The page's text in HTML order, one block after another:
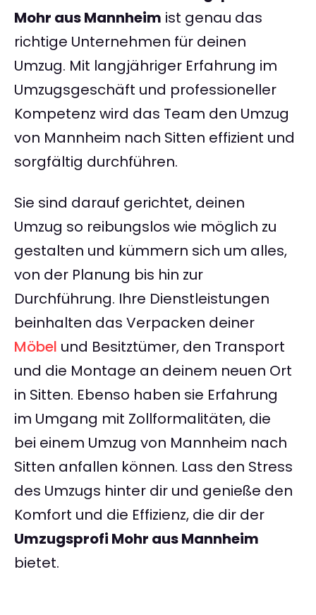
Mohr aus Mannheim ist genau das
richtige Unternehmen für deinen
Umzug. Mit langjähriger Erfahrung im
Umzugsgeschäft und professioneller
Kompetenz wird das Team den Umzug
von Mannheim nach Sitten effizient und
sorgfältig durchführen.
Sie sind darauf gerichtet, deinen
Umzug so reibungslos wie möglich zu
gestalten und kümmern sich um alles,
von der Planung bis hin zur
Durchführung. Ihre Dienstleistungen
beinhalten das Verpacken deiner
Möbel und Besitztümer, den Transport
und die Montage an deinem neuen Ort
in Sitten. Ebenso haben sie Erfahrung
im Umgang mit Zollformalitäten, die
bei einem Umzug von Mannheim nach
Sitten anfallen können. Lass den Stress
des Umzugs hinter dir und genieße den
Komfort und die Effizienz, die dir der
Umzugsprofi Mohr aus Mannheim
bietet.